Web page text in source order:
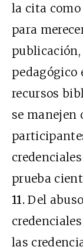
la cita
para
publicación,
pedagógico
recursos
se manejen
prueba
11. Del
las